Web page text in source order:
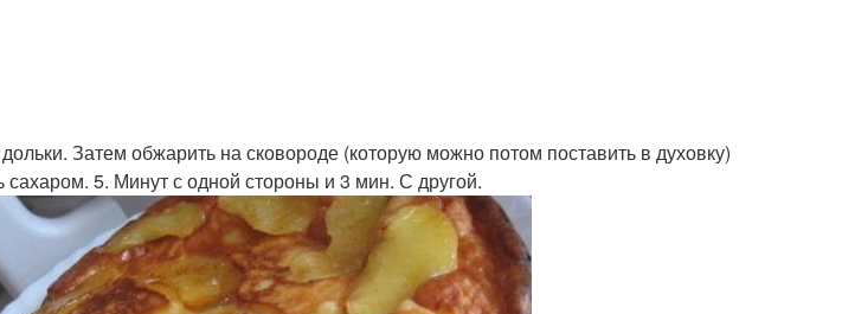
Затем обжарить на сковороде (которую можно потом поставить в духовку)
5. Минут с одной стороны и 3 мин. С другой.